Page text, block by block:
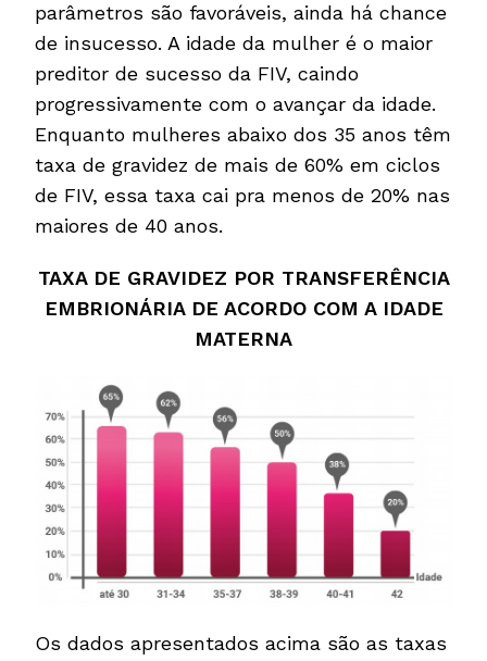
parâmetros são favoráveis, ainda há chance
de insucesso. A idade da mulher é o maior
preditor de sucesso da FIV, caindo
progressivamente com o avançar da idade.
Enquanto mulheres abaixo dos 35 anos têm
taxa de gravidez de mais de 60% em ciclos
de FIV, essa taxa cai pra menos de 20% nas
maiores de 40 anos.
TAXA DE GRAVIDEZ POR TRANSFERÊNCIA
EMBRIONÁRIA DE ACORDO COM A IDADE
MATERNA
Os dados apresentados acima são as taxas